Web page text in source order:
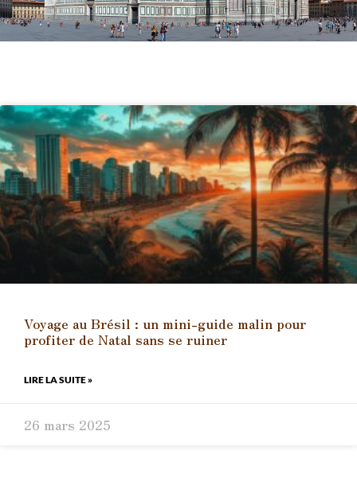
Voyage au Brésil : un mini-guide malin pour
profiter de Natal sans se ruiner
LIRE LA SUITE »
26 mars 2025